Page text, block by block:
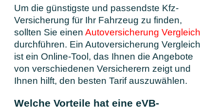
Um die günstigste und passendste Kfz-
Versicherung für Ihr Fahrzeug zu finden,
sollten Sie einenAutoversicherung Vergleich
durchführen. Ein Autoversicherung Vergleich
ist ein Online-Tool, das Ihnen die Angebote
von verschiedenen Versicherern zeigt und
Ihnen hilft, den besten Tarif auszuwählen.
Welche Vorteile hat eine eVB-